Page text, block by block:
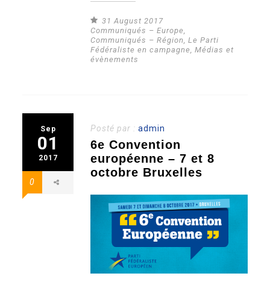
31 August 2017
Communiqués – Europe,
Communiqués – Région,Le Parti
Fédéraliste en campagne,Médias et
évènements
Sep
01
2017
0
Posté par :admin
6e Convention
européenne – 7 et 8
octobre Bruxelles